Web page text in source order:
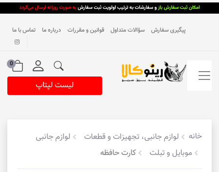
پیگیری سفارش سؤالات متداول قوانین و مقررات درباره ما تماس با ما
0
لیست لپتاپ
خانه لوازم جانبی، تجهیزات و قطعات
لوازم جانبی
موبایل و تبلت
کارت حافظه